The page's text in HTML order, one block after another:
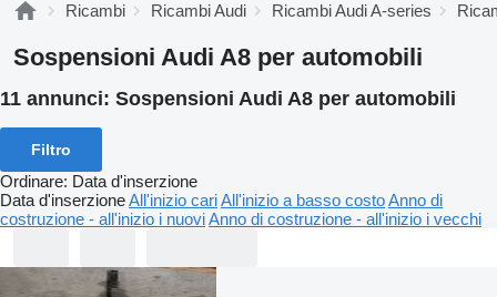
Ricambi Ricambi Audi Ricambi Audi A-series
Sospensioni Audi A8 per automobili
11 annunci: Sospensioni Audi A8 per automobili
Filtro
Ordinare: Data d'inserzione
Data d'inserzioneAll'inizio cariAll'inizio a basso costoAnno di
costruzione - all'inizio i nuoviAnno di costruzione - all'inizio i vecchi